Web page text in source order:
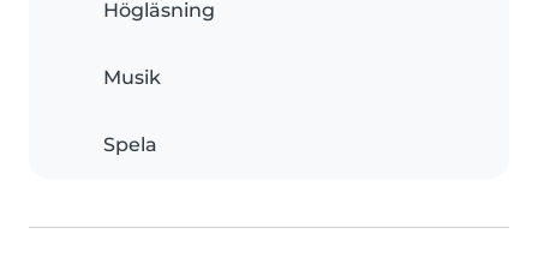
Högläsning
Musik
Spela